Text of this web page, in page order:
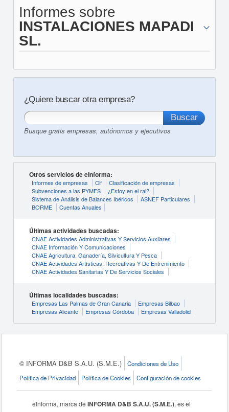
Informes sobre
INSTALACIONES MAPADI
SL.
¿Quiere buscar otra empresa?
Busque gratis empresas, autónomos y ejecutivos
Otros servicios de eInforma:
Informes de empresas Cif
Clasificación de empresas
Subvenciones a las PYMES
¿Estoy en el rai?
Sistema de Análisis de Balances Ibéricos
ASNEF Particulares
BORME
Cuentas Anuales
Últimas actividades buscadas:
CNAE Actividades Administrativas Y Servicios Auxliares
CNAE Información Y Comunicaciones
CNAE Agricultura, Ganadería, Silvicultura Y Pesca
CNAE Actividades Artísticas, Recreativas Y De Entrenimiento
CNAE Actividades Sanitarias Y De Servicios Sociales
Últimas localidades buscadas:
Empresas Las Palmas de Gran Canaria
Empresas Bilbao
Empresas Alicante
Empresas Córdoba Empresas Valladolid
© INFORMA D&B S.A.U. (S.M.E.)
Condiciones de Uso
Política de Privacidad
Política de Cookies Configuración de cookies
eInforma, marca deINFORMA D&B S.A.U. (S.M.E.), es el